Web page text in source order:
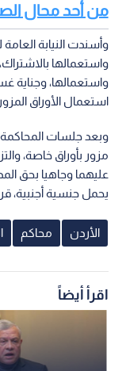
من أحد محال
وأسندت النيابة
واستعمالها
واستعمالها، وجناية
استعمال الأوراق
وبعد جلسات
مزور بأوراق خاصة،
عليهما وجاهيا بحق
يحمل جنسية أجنبية،
الأردن محاكم
اقرأ أيضاً